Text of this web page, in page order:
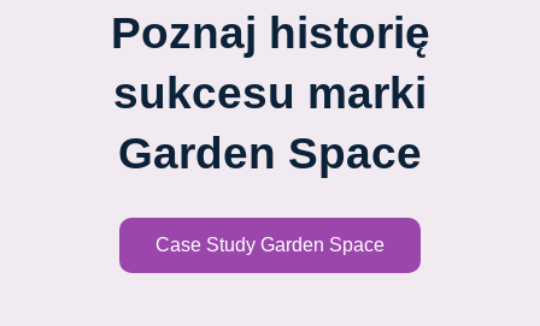
Poznaj historię
sukcesu marki
Garden Space
Case Study Garden Space